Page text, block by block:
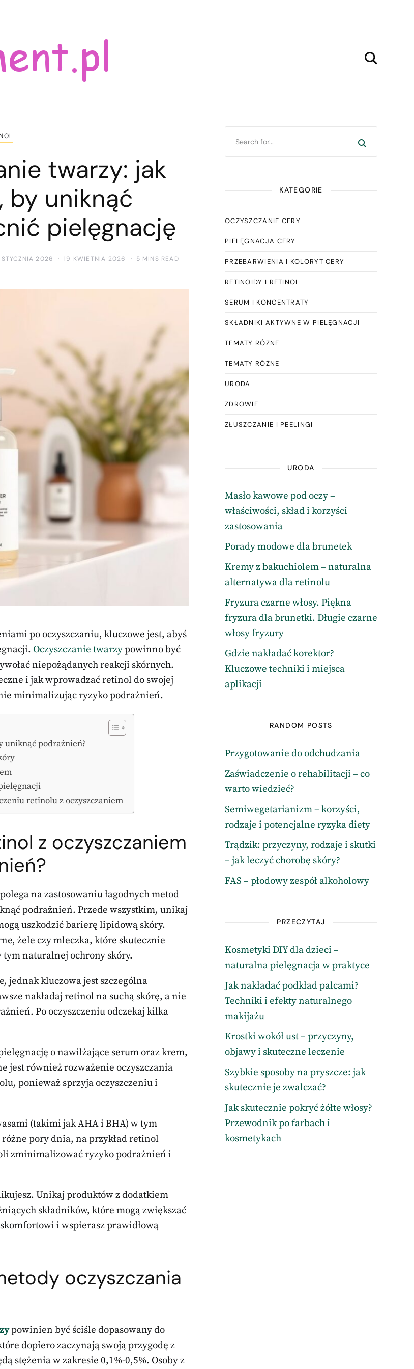
twarzy: jak
by uniknąć
pielęgnację
STYCZNIA 2026 19 KWIETNIA 2026 5 MINS READ
po oczyszczaniu, kluczowe jest, abyś
Oczyszczanie twarzypowinno być
niepożądanych reakcji skórnych.
i jak wprowadzać retinol do swojej
minimalizując ryzyko podrażnień.
uniknąć podrażnień?
retinolu z oczyszczaniem
z oczyszczaniem
na zastosowaniu łagodnych metod
podrażnień. Przede wszystkim, unikaj
uszkodzić barierę lipidową skóry.
żele czy mleczka, które skutecznie
naturalnej ochrony skóry.
jednak kluczowa jest szczególna
nakładaj retinol na suchą skórę, a nie
Po oczyszczeniu odczekaj kilka
o nawilżające serum oraz krem,
jest również rozważenie oczyszczania
ponieważ sprzyja oczyszczeniu i
(takimi jak AHA i BHA) w tym
pory dnia, na przykład retinol
zminimalizować ryzyko podrażnień i
Unikaj produktów z dodatkiem
składników, które mogą zwiększać
i wspierasz prawidłową
oczyszczania
powinien być ściśle dopasowany do
dopiero zaczynają swoją przygodę z
stężenia w zakresie 0,1%-0,5%. Osoby z
KATEGORIE
OCZYSZCZANIE CERY
PIELĘGNACJA CERY
PRZEBARWIENIA I KOLORYT CERY
RETINOIDY I RETINOL
SERUM I KONCENTRATY
SKŁADNIKI AKTYWNE W PIELĘGNACJI
TEMATY RÓŻNE
TEMATY RÓŻNE
URODA
ZDROWIE
ZŁUSZCZANIE I PEELINGI
URODA
Masło kawowe pod oczy –
właściwości, skład i korzyści
zastosowania
Porady modowe dla brunetek
Kremy z bakuchiolem – naturalna
alternatywa dla retinolu
Fryzura czarne włosy. Piękna
fryzura dla brunetki. Długie czarne
włosy fryzury
Gdzie nakładać korektor?
Kluczowe techniki i miejsca
aplikacji
RANDOM POSTS
Przygotowanie do odchudzania
Zaświadczenie o rehabilitacji – co
warto wiedzieć?
Semiwegetarianizm – korzyści,
rodzaje i potencjalne ryzyka diety
Trądzik: przyczyny, rodzaje i skutki
– jak leczyć chorobę skóry?
FAS – płodowy zespół alkoholowy
PRZECZYTAJ
Kosmetyki DIY dla dzieci –
naturalna pielęgnacja w praktyce
Jak nakładać podkład palcami?
Techniki i efekty naturalnego
makijażu
Krostki wokół ust – przyczyny,
objawy i skuteczne leczenie
Szybkie sposoby na pryszcze: jak
skutecznie je zwalczać?
Jak skutecznie pokryć żółte włosy?
Przewodnik po farbach i
kosmetykach